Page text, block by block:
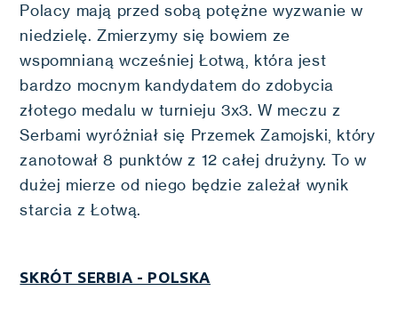
Polacy mają przed sobą potężne wyzwanie w
niedzielę. Zmierzymy się bowiem ze
wspomnianą wcześniej Łotwą, która jest
bardzo mocnym kandydatem do zdobycia
złotego medalu w turnieju 3x3. W meczu z
Serbami wyróżniał się Przemek Zamojski, który
zanotował 8 punktów z 12 całej drużyny. To w
dużej mierze od niego będzie zależał wynik
starcia z Łotwą.
SKRÓT SERBIA - POLSKA